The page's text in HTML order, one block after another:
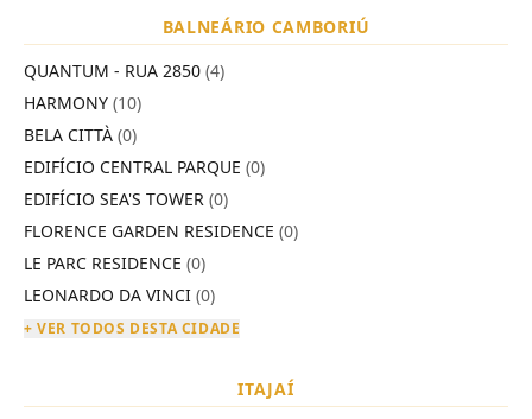
BALNEÁRIO CAMBORIÚ
QUANTUM - RUA 2850 (4)
HARMONY (10)
BELA CITTÀ (0)
EDIFÍCIO CENTRAL PARQUE (0)
EDIFÍCIO SEA'S TOWER (0)
FLORENCE GARDEN RESIDENCE (0)
LE PARC RESIDENCE (0)
LEONARDO DA VINCI (0)
+ VER TODOS DESTA CIDADE
ITAJAÍ